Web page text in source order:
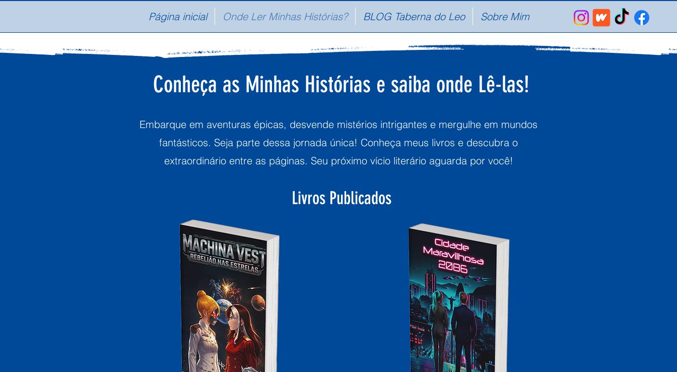
Página inicial Onde Ler Minhas Histórias? BLOG Taberna do Leo Sobre Mim
Conheça as Minhas Histórias e saiba onde Lê-las!
Embarque em aventuras épicas, desvende mistérios intrigantes e mergulhe em mundos
fantásticos. Seja parte dessa jornada única! Conheça meus livros e descubra o
extraordinário entre as páginas. Seu próximo vício literário aguarda por você!
Livros Publicados